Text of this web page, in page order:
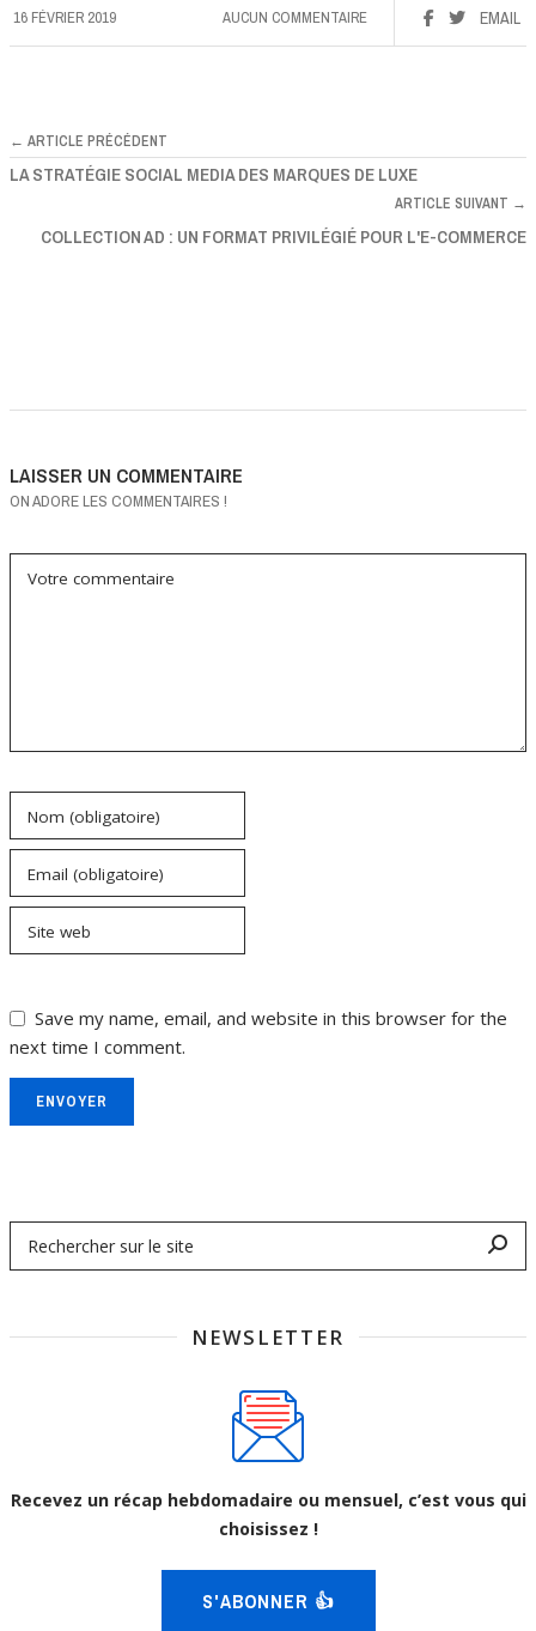
16 FÉVRIER 2019 EMAIL
AUCUN COMMENTAIRE
← ARTICLE PRÉCÉDENT
LA STRATÉGIE SOCIAL MEDIA DES MARQUES DE LUXE
ARTICLE SUIVANT →
COLLECTION AD : UN FORMAT PRIVILÉGIÉ POUR L'E-COMMERCE
LAISSER UN COMMENTAIRE
ON ADORE LES COMMENTAIRES !
Votre commentaire
Nom (obligatoire)
Email (obligatoire)
Site web
Save my name, email, and website in this browser for the
next time I comment.
ENVOYER
NEWSLETTER
Recevez un récap hebdomadaire ou mensuel, c’est vous qui
choisissez !
S'ABONNER 👍